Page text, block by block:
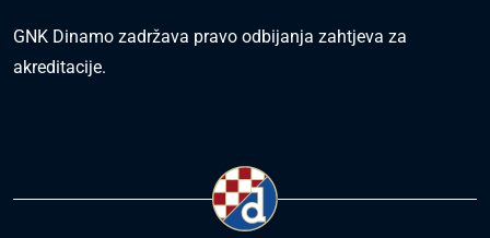
GNK Dinamo zadržava pravo odbijanja zahtjeva za
akreditacije.